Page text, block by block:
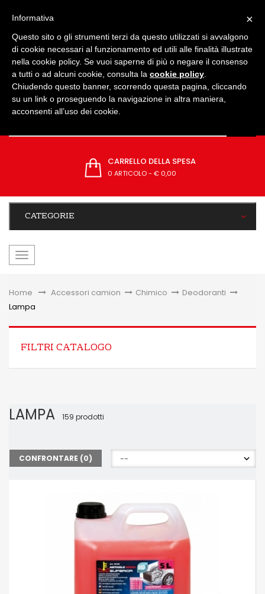
CARRELLO DELLA SPESA
0 ARTICOLO- € 0,00
CATEGORIE
navigazione
Home &gt;Accessori camion > Chimico > Deodoranti >
Lampa
FILTRI CATALOGO
LAMPA 159 prodotti
CONFRONTARE (0)
×
Informativa
Questo sito o gli strumenti terzi da questo utilizzati si avvalgono
di cookie necessari al funzionamento ed utili alle finalità illustrate
nella cookie policy. Se vuoi saperne di più o negare il consenso
a tutti o ad alcuni cookie, consulta la cookie policy
Chiudendo questo banner, scorrendo questa pagina, cliccando
su un link o proseguendo la navigazione in altra maniera,
acconsenti all’uso dei cookie.